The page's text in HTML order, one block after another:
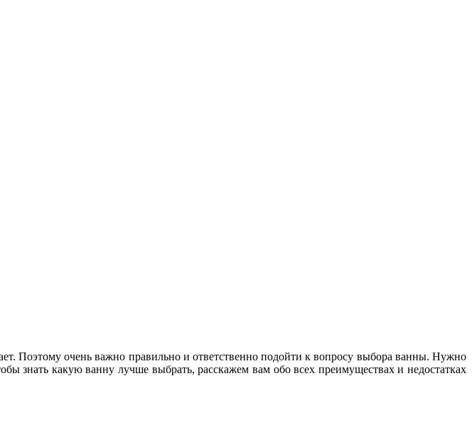
Поэтому очень важно правильно и ответственно подойти к вопросу выбора ванны. Нужно
знать какую ванну лучше выбрать, расскажем вам обо всех преимуществах и недостатках